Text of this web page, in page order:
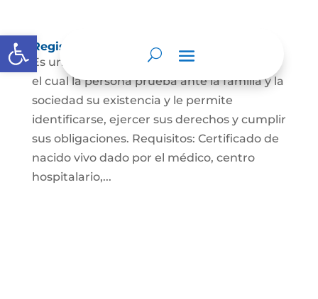
Abrir barra de herramientas
Registro Civil de Nacimiento
Es un documento indispensable mediante
el cual la persona prueba ante la familia y la
sociedad su existencia y le permite
identificarse, ejercer sus derechos y cumplir
sus obligaciones. Requisitos: Certificado de
nacido vivo dado por el médico, centro
hospitalario,...